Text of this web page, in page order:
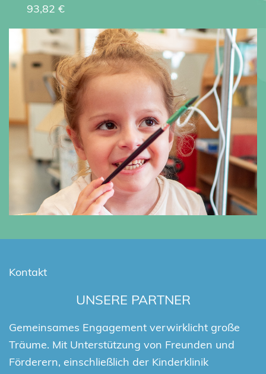
93,82 €
Kontakt
UNSERE PARTNER
Gemeinsames Engagement verwirklicht große
Träume. Mit Unterstützung von Freunden und
Förderern, einschließlich der Kinderklinik